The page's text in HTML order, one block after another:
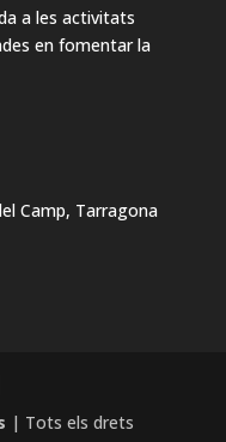
a les activitats
en fomentar la
Camp, Tarragona
| Tots els drets